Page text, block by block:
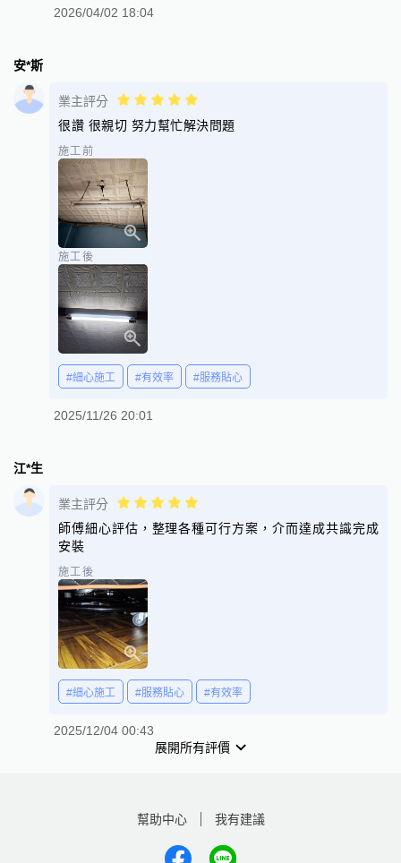
2026/04/02 18:04
安*斯
業主評分
很讚 很親切 努力幫忙解決問題
施工前
施工後
#細心施工 #有效率 #服務貼心
2025/11/26 20:01
江*生
業主評分
師傅細心評估，整理各種可行方案，介而達成共識完成
安裝
施工後
#細心施工 #服務貼心 #有效率
2025/12/04 00:43
展開所有評價
幫助中心 我有建議